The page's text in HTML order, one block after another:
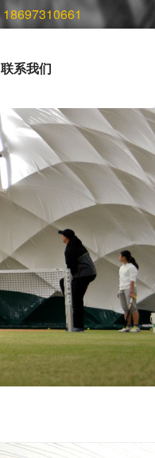
18697310661
联系我们